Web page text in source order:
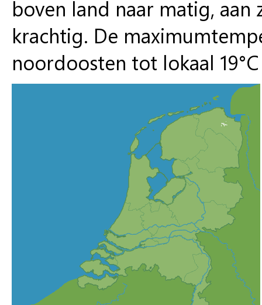
boven land naar matig, aan
krachtig. De
noordoosten tot lokaal